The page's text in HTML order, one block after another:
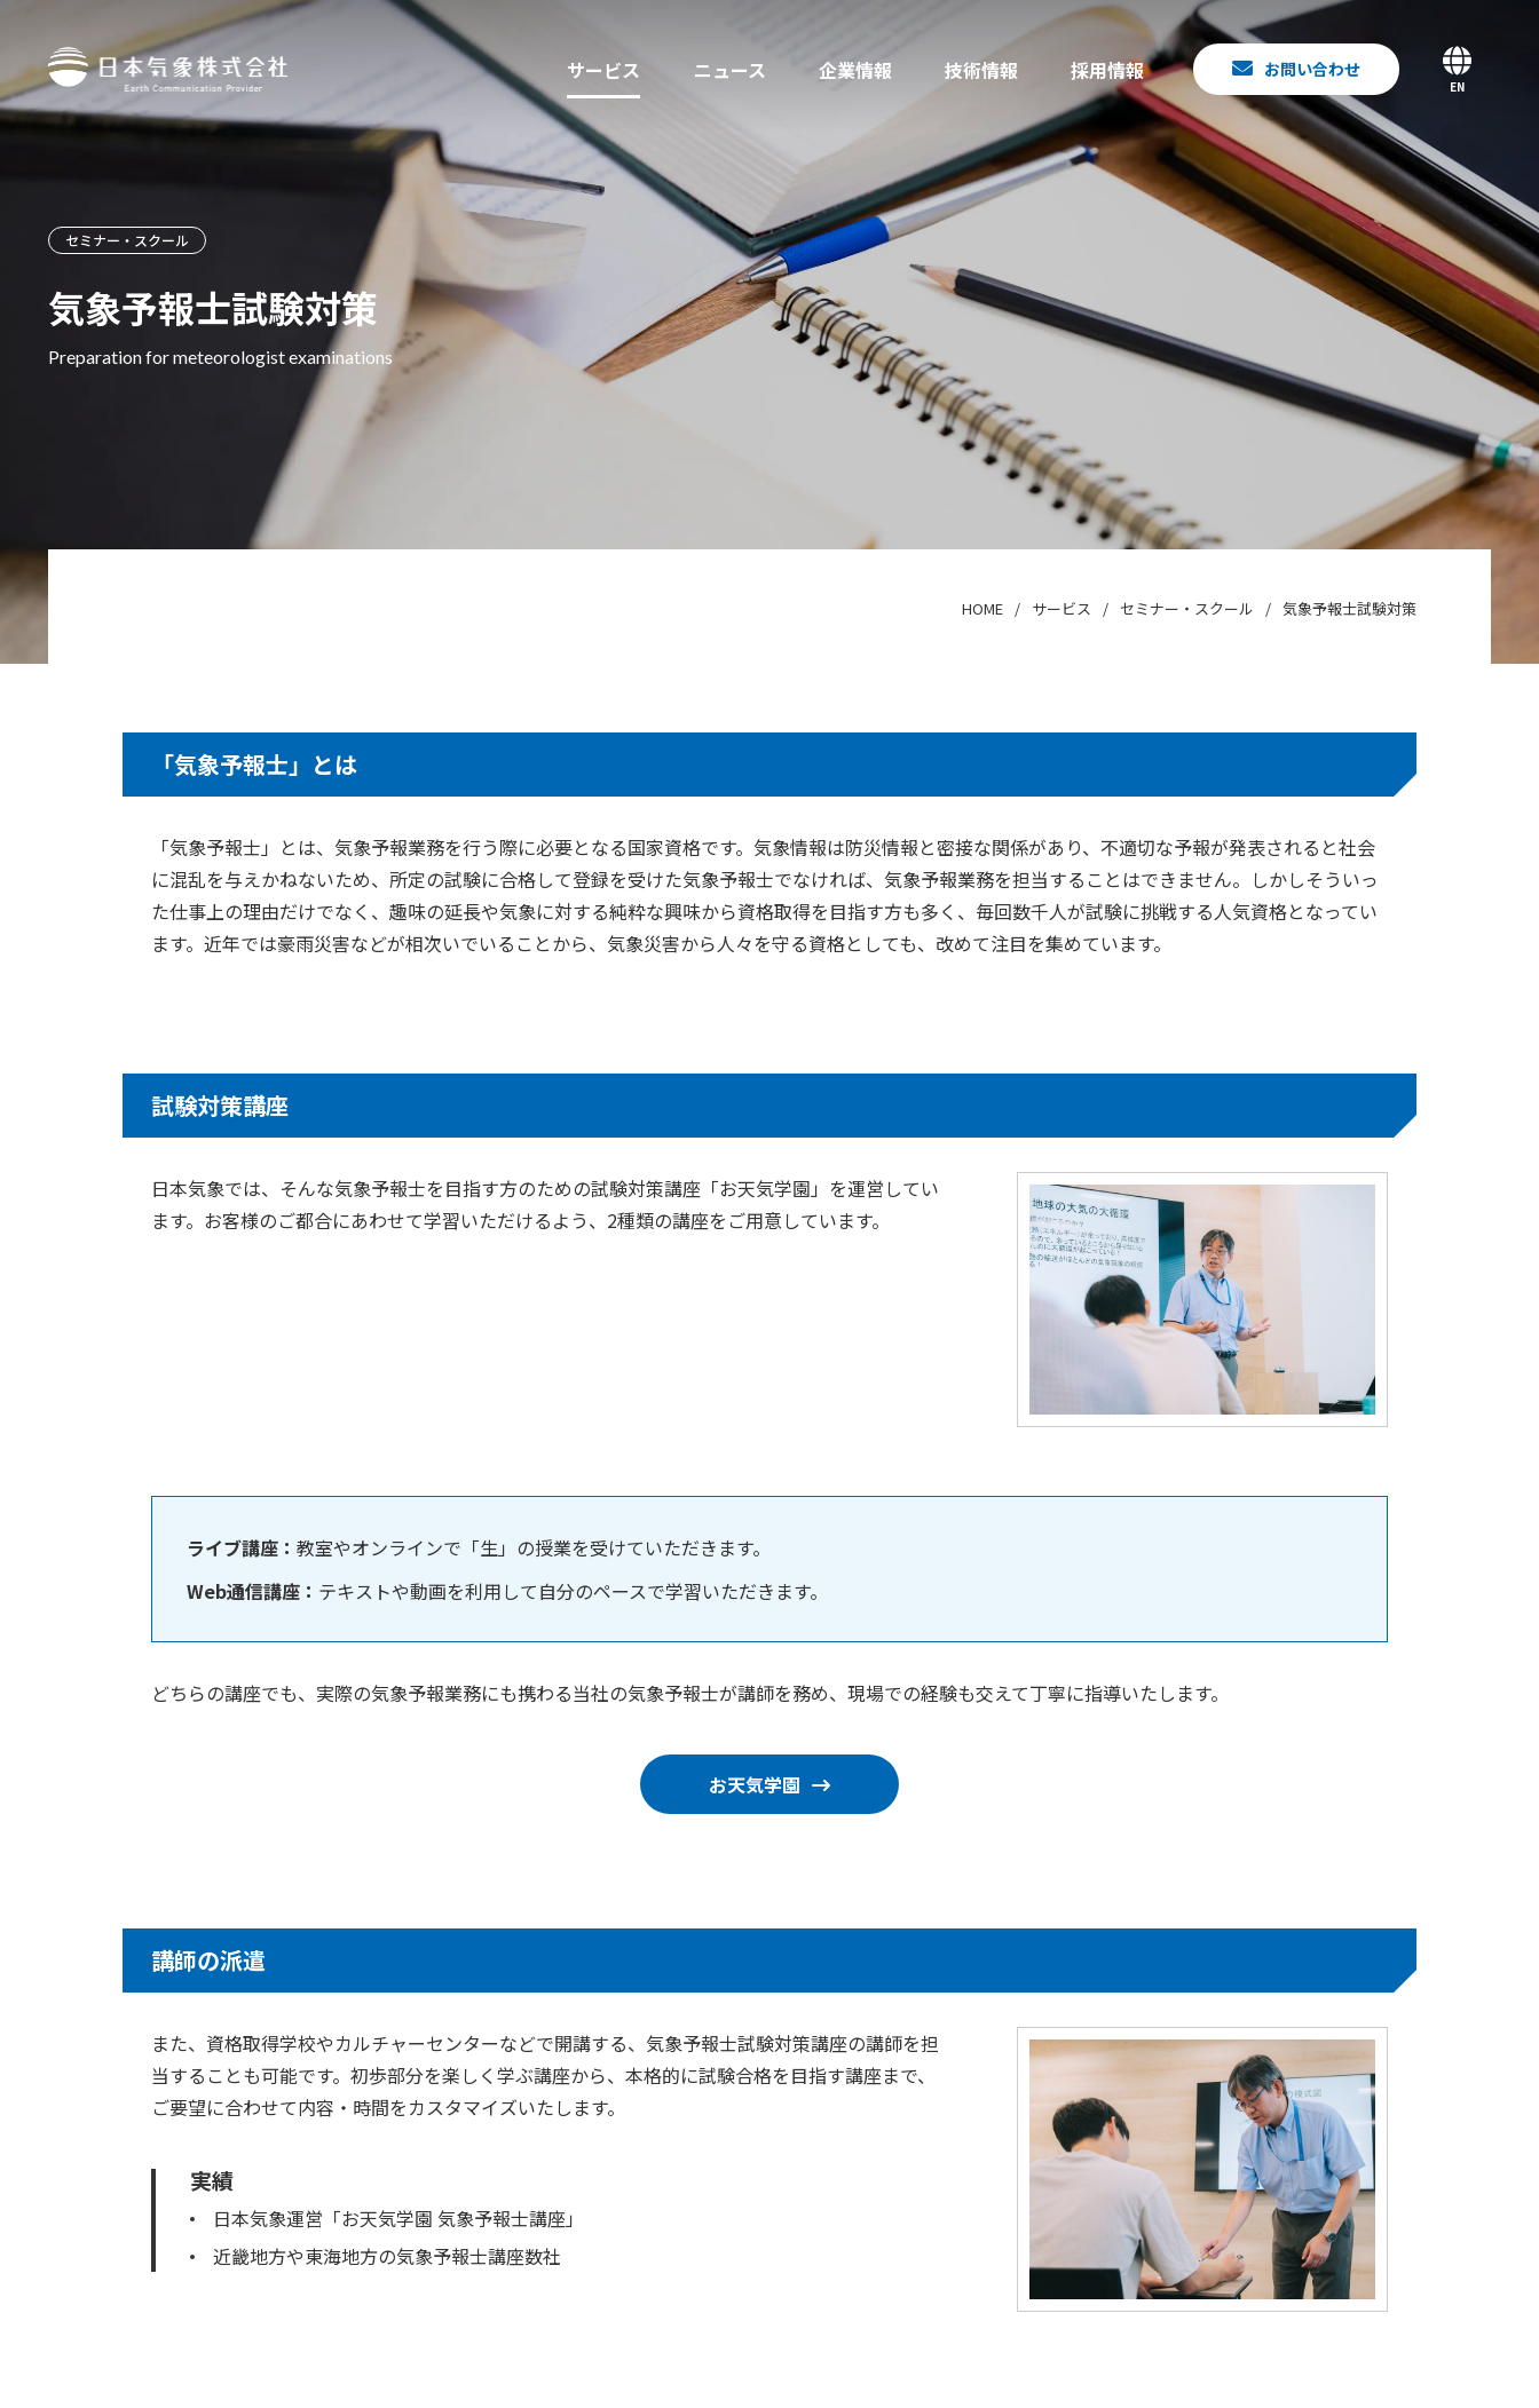
サービス ニュース 企業情報 技術情報 採用情報 お問い合わせ
EN
セミナー・スクール
気象予報士試験対策
Preparation for meteorologist examinations
HOME サービス セミナー・スクール 気象予報士試験対策
「気象予報士」とは
「気象予報士」とは、気象予報業務を行う際に必要となる国家資格です。気象情報は防災情報と密接な関係があり、不適切な予報が発表されると社会
に混乱を与えかねないため、所定の試験に合格して登録を受けた気象予報士でなければ、気象予報業務を担当することはできません。しかしそういっ
た仕事上の理由だけでなく、趣味の延長や気象に対する純粋な興味から資格取得を目指す方も多く、毎回数千人が試験に挑戦する人気資格となってい
ます。近年では豪雨災害などが相次いでいることから、気象災害から人々を守る資格としても、改めて注目を集めています。
試験対策講座
日本気象では、そんな気象予報士を目指す方のための試験対策講座「お天気学園」を運営してい
ます。お客様のご都合にあわせて学習いただけるよう、2種類の講座をご用意しています。
ライブ講座： 教室やオンラインで「生」の授業を受けていただきます。
Web通信講座： テキストや動画を利用して自分のペースで学習いただきます。
どちらの講座でも、実際の気象予報業務にも携わる当社の気象予報士が講師を務め、現場での経験も交えて丁寧に指導いたします。
お天気学園
講師の派遣
また、資格取得学校やカルチャーセンターなどで開講する、気象予報士試験対策講座の講師を担
当することも可能です。初歩部分を楽しく学ぶ講座から、本格的に試験合格を目指す講座まで、
ご要望に合わせて内容・時間をカスタマイズいたします。
実績
日本気象運営「お天気学園 気象予報士講座」
近畿地方や東海地方の気象予報士講座数社